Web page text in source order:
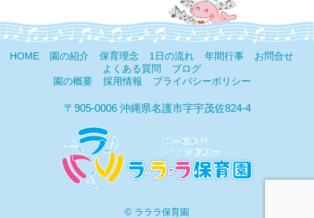
HOME 園の紹介 保育理念 1日の流れ 年間行事
お問合せ
よくある質問
ブログ
園の概要
採用情報 プライバシーポリシー
〒905-0006 沖縄県名護市字宇茂佐824-4
© ラララ保育園